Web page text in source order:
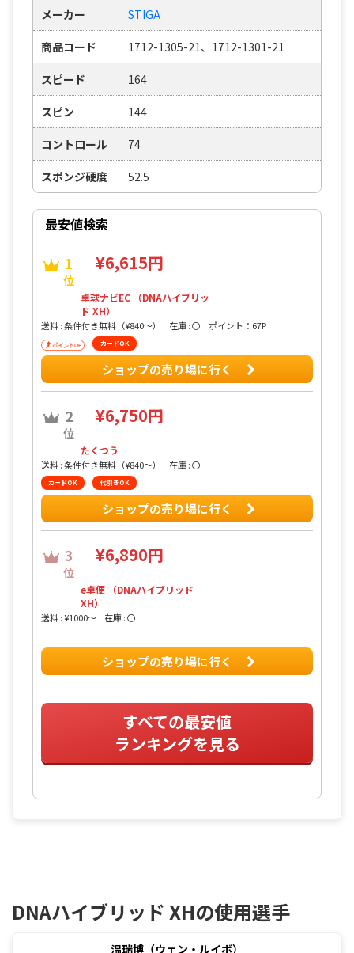
メーカー STIGA
商品コード 1712-1305-21、1712-1301-21
スピード 164
スピン 144
コントロール 74
スポンジ硬度 52.5
最安値検索
1
位
¥6,615円
卓球ナビEC （DNAハイブリッ
ド XH）
送料 : 条件付き無料（¥840〜） 在庫 : 〇 ポイント：67P
カードOK
ショップの売り場に行く
2
位
¥6,750円
たくつう
送料 : 条件付き無料（¥840〜） 在庫 : 〇
カードOK 代引きOK
ショップの売り場に行く
3
位
¥6,890円
e卓便 （DNAハイブリッド
XH）
送料 : ¥1000〜 在庫 : 〇
ショップの売り場に行く
すべての最安値
ランキングを見る
DNAハイブリッド XHの使用選手
温瑞博（ウェン・ルイボ）